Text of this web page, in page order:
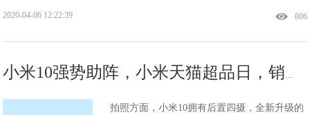
806
2020-04-06 12:22:39
拍照方面，小米10拥有后置四摄，全新升级的